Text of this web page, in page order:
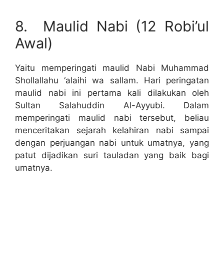
8. Maulid Nabi (12 Robi’ul
Awal)
Yaitu memperingati maulid Nabi Muhammad
Shollallahu ‘alaihi wa sallam. Hari peringatan
maulid nabi ini pertama kali dilakukan oleh
Sultan Salahuddin Al-Ayyubi. Dalam
memperingati maulid nabi tersebut, beliau
menceritakan sejarah kelahiran nabi sampai
dengan perjuangan nabi untuk umatnya, yang
patut dijadikan suri tauladan yang baik bagi
umatnya.